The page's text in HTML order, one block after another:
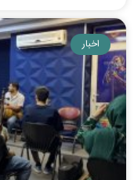
اخبار